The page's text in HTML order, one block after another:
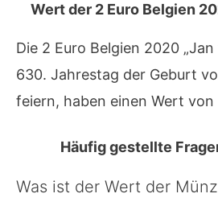
Wert der 2 Euro Belgien
Die 2 Euro Belgien 2020
630. Jahrestag der Geburt
feiern, haben einen Wert von
Häufig gestellte
Was ist der Wert der